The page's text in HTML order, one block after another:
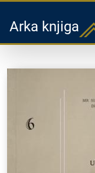
Arka knjiga